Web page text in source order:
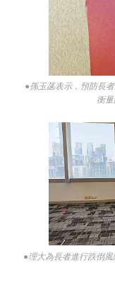
●孫玉菡表示，預防長
衡
●理大為長者進行跌倒